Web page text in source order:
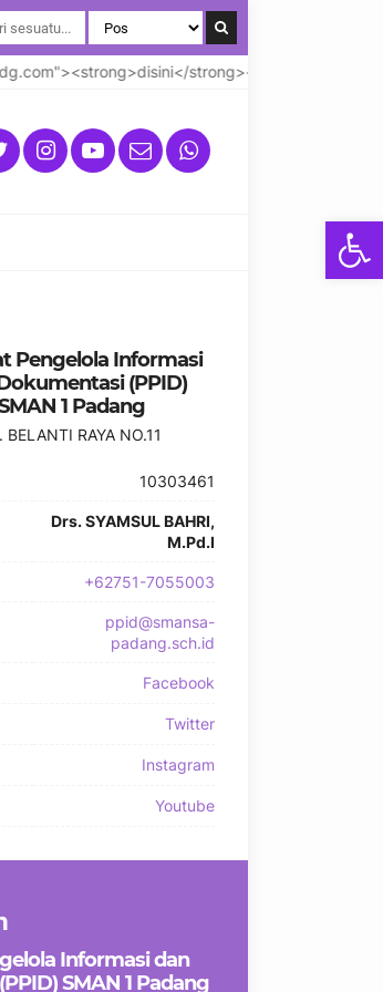
strong></a>
Pengelola Informasi
(PPID)
1 Padang
BELANTI RAYA NO.11
10303461
Drs. SYAMSUL BAHRI,
M.Pd.I
+62751-7055003
ppid@smansa-
padang.sch.id
Facebook
Twitter
Instagram
Youtube
Informasi dan
SMAN 1 Padang